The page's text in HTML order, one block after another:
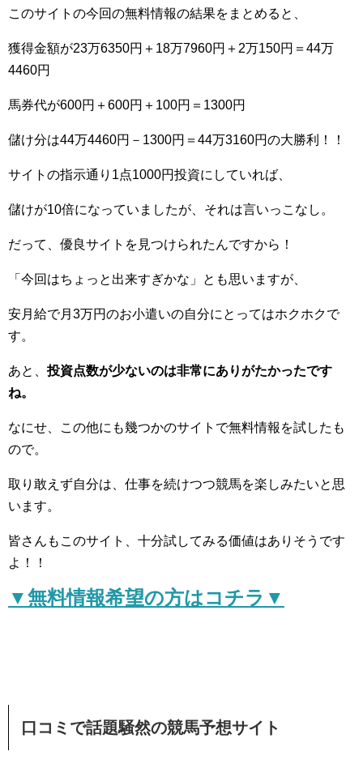
このサイトの今回の無料情報の結果をまとめると、
獲得金額が23万6350円＋18万7960円＋2万150円＝44万
4460円
馬券代が600円＋600円＋100円＝1300円
儲け分は44万4460円－1300円＝44万3160円の大勝利！！
サイトの指示通り1点1000円投資にしていれば、
儲けが10倍になっていましたが、それは言いっこなし。
だって、優良サイトを見つけられたんですから！
「今回はちょっと出来すぎかな」とも思いますが、
安月給で月3万円のお小遣いの自分にとってはホクホクで
す。
あと、 投資点数が少ないのは非常にありがたかったです
ね。
なにせ、この他にも幾つかのサイトで無料情報を試したも
ので。
取り敢えず自分は、仕事を続けつつ競馬を楽しみたいと思
います。
皆さんもこのサイト、十分試してみる価値はありそうです
よ！！
▼無料情報希望の方はコチラ▼
口コミで話題騒然の競馬予想サイト